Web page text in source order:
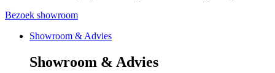
Bezoek showroom
Showroom & Advies
Showroom & Advies